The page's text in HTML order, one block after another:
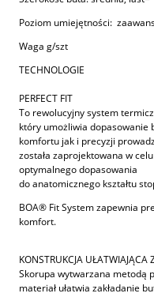
Poziom umiejętności:
Waga g/szt
TECHNOLOGIE
PERFECT FIT
To rewolucyjny system
który umożliwia dopasowanie
komfortu jak i precyzji
została zaprojektowana w
optymalnego dopasowania
do anatomicznego kształtu
BOA® Fit System zapewnia
komfort.
KONSTRUKCJA UŁATWIAJĄCA
Skorupa wytwarzana metodą
materiał ułatwia zakładanie